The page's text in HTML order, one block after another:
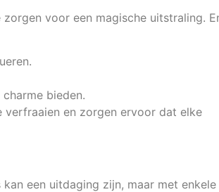
voor een magische uitstraling.
bieden.
verfraaien en zorgen ervoor dat elke
een uitdaging zijn, maar met